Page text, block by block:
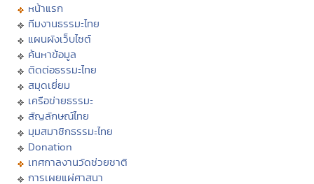
หน้าแรก
ทีมงานธรรมะไทย
แผนผังเว็บไซต์
ค้นหาข้อมูล
ติดต่อธรรมะไทย
สมุดเยี่ยม
เครือข่ายธรรมะ
สัญลักษณ์ไทย
มุมสมาชิกธรรมะไทย
Donation
เทศกาลงานวัดช่วยชาติ
การเผยแผ่ศาสนา